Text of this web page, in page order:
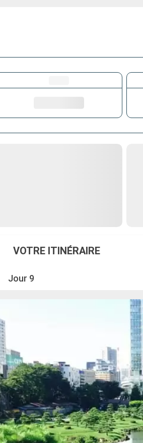
VOTRE ITINÉRAIRE
Jour 9